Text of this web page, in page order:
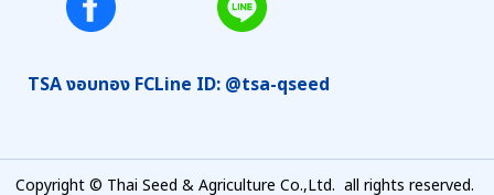
TSA งอบทอง FCLine ID: @tsa-qseed
Copyright © Thai Seed & Agriculture Co.,Ltd. all rights reserved.